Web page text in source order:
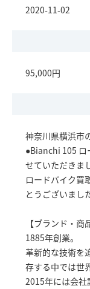
2020-11-02
95,000円
神奈川県横浜市
●Bianchi 105 ロ
せていただきま
ロードバイク買
とうございまし
【ブランド・商
1885年創業。
革新的な技術を
存する中では世
2015年には会社